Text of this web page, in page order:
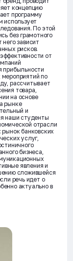
концепцию
программу
использует
По этой
без грамотного
зависит
рисков.
от
прибыльности
по
рассчитывает
товара,
на основе
рынке
и
наши студенты
отрасли
рынок банковских
услуг,
бизнеса,
явления и
сложившейся
речь идет о
актуально в